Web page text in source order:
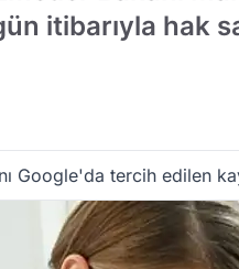
itibarıyla hak
Google'da tercih edilen